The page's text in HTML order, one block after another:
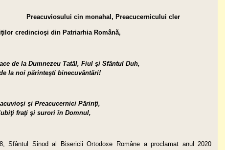
Preacuviosului cin monahal, Preacucernicului cler
credincioşi din Patriarhia Română,
de la Dumnezeu Tatăl, Fiul şi Sfântul Duh,
la noi părinteşti binecuvântări!
şi Preacucernici Părinţi,
fraţi şi surori în Domnul,
Sfântul Sinod al Bisericii Ortodoxe Române a proclamat anul 2020